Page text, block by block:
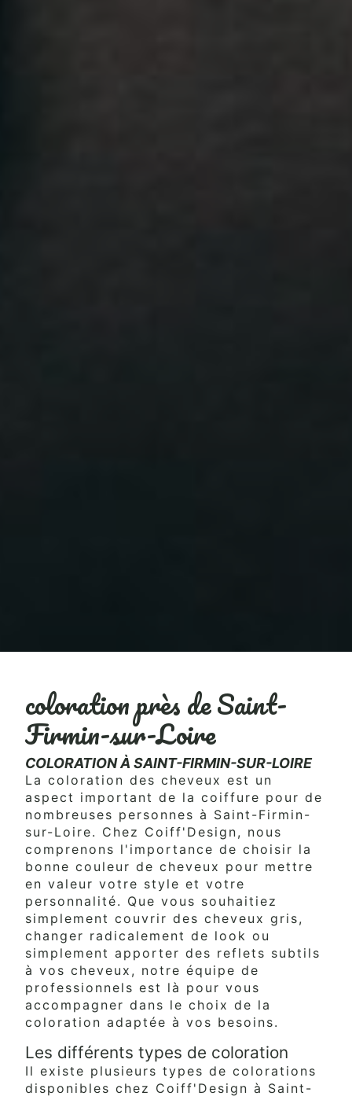
coloration près de Saint-
Firmin-sur-Loire
COLORATION À SAINT-FIRMIN-SUR-LOIRE
La coloration des cheveux est un
aspect important de la coiffure pour de
nombreuses personnes à Saint-Firmin-
sur-Loire. Chez Coiff'Design, nous
comprenons l'importance de choisir la
bonne couleur de cheveux pour mettre
en valeur votre style et votre
personnalité. Que vous souhaitiez
simplement couvrir des cheveux gris,
changer radicalement de look ou
simplement apporter des reflets subtils
à vos cheveux, notre équipe de
professionnels est là pour vous
accompagner dans le choix de la
coloration adaptée à vos besoins.
Les différents types de coloration
Il existe plusieurs types de colorations
disponibles chez Coiff'Design à Saint-